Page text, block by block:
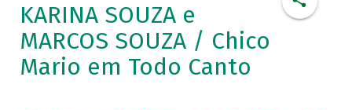
KARINA SOUZA e
MARCOS SOUZA / Chico
Mario em Todo Canto